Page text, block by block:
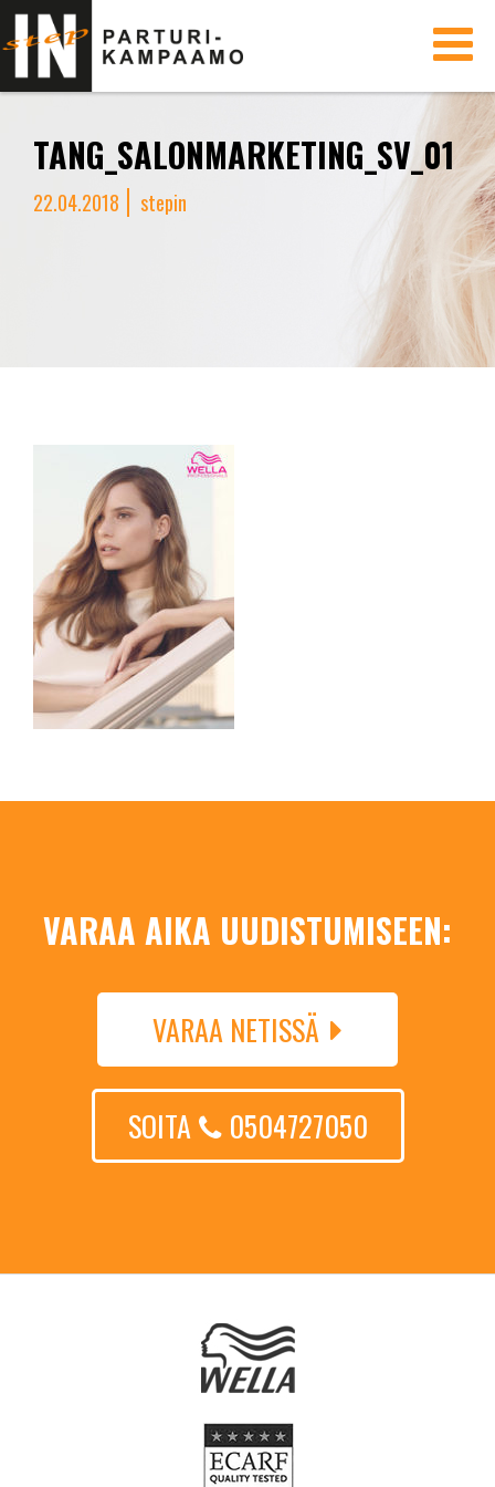
Toggle
TANG_SALONMARKETING_SV_01
22.04.2018 stepin
VARAA AIKA UUDISTUMISEEN:
VARAA NETISSÄ
SOITA 0504727050